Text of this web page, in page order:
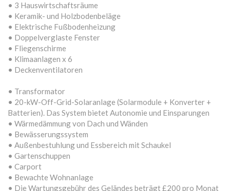
• 3 Hauswirtschaftsräume
• Keramik- und Holzbodenbeläge
• Elektrische Fußbodenheizung
• Doppelverglaste Fenster
• Fliegenschirme
• Klimaanlagen x 6
• Deckenventilatoren
• Transformator
• 20-kW-Off-Grid-Solaranlage (Solarmodule + Konverter +
Batterien). Das System bietet Autonomie und Einsparungen
• Wärmedämmung von Dach und Wänden
• Bewässerungssystem
• Außenbestuhlung und Essbereich mit Schaukel
• Gartenschuppen
• Carport
• Bewachte Wohnanlage
• Die Wartungsgebühr des Geländes beträgt £200 pro Monat